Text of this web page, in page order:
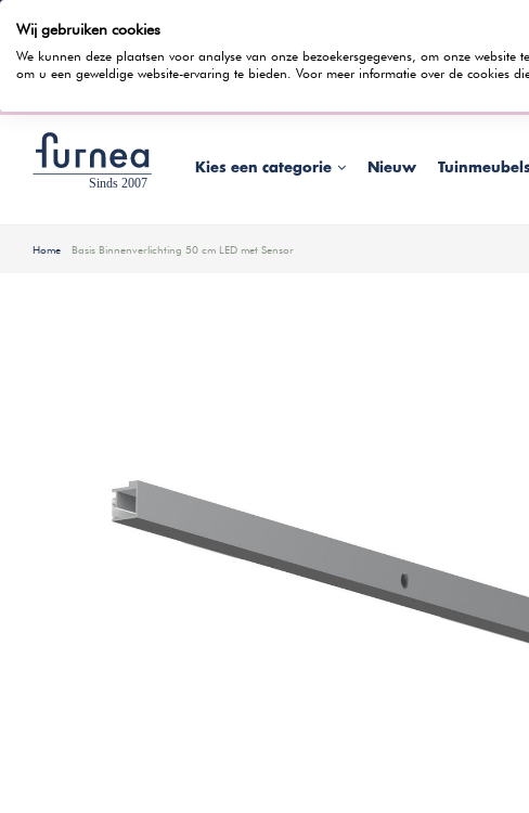
100 dagen bedenktijd
Wist je dat je ook in
Kies een categorie Nieuw
Home Basis Binnenverlichting 50 cm LED met Sensor
Wij gebruiken cookies
We kunnen deze plaatsen voor analyse van onze bezoekersgegevens, om onze website
om u een geweldige website-ervaring te bieden. Voor meer informatie over de cookies